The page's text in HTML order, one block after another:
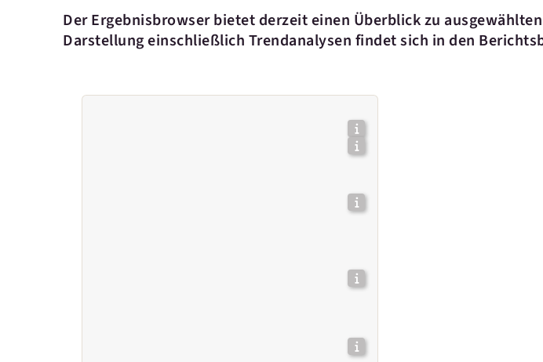
Der Ergebnisbrowser bietet derzeit einen Überblick zu
Darstellung einschließlich Trendanalysen findet sich in den